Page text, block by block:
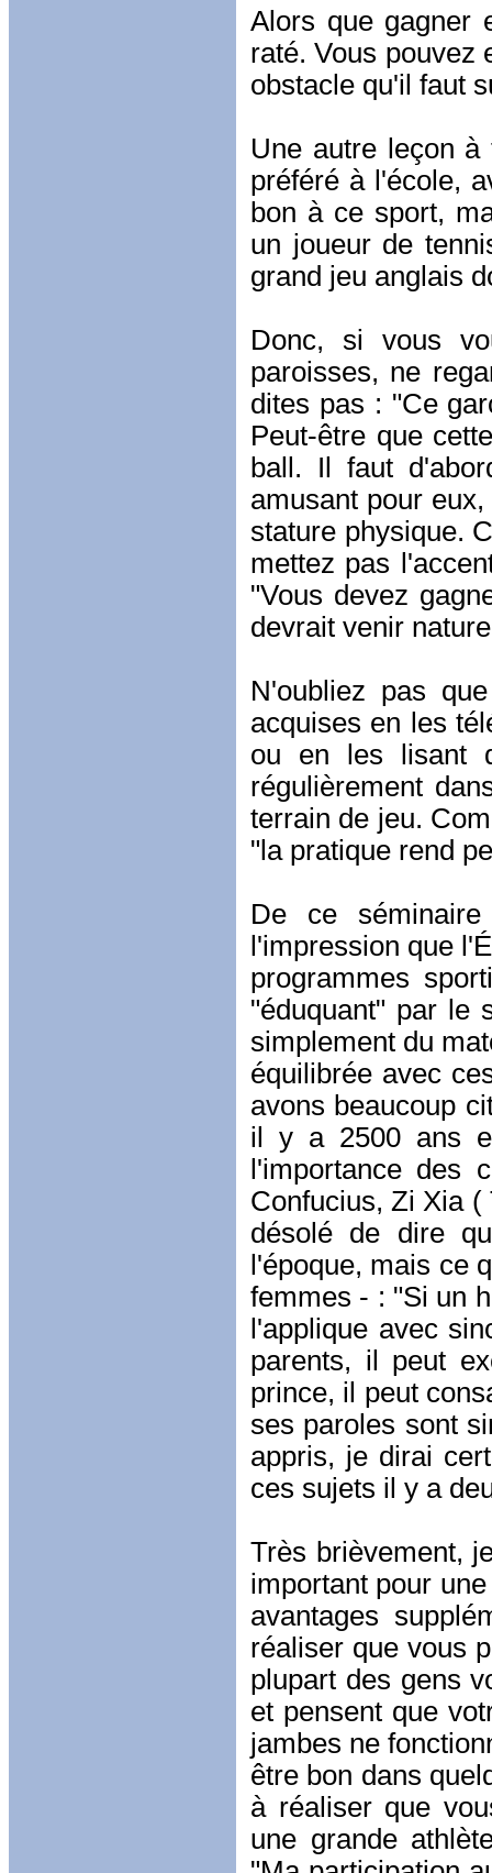
Alors que gagner
raté. Vous pouvez
obstacle qu'il faut
Une autre leçon
préféré à l'école,
bon à ce sport,
un joueur de
grand jeu anglais
Donc, si vous
paroisses, ne
dites pas : "Ce
Peut-être que
ball. Il faut
amusant pour
stature physique.
mettez pas
"Vous devez
devrait venir
N'oubliez pas
acquises en les
ou en les lisant
régulièrement
terrain de jeu.
"la pratique rend
De ce
l'impression que
programmes
"éduquant" par le
simplement du
équilibrée avec
avons beaucoup
il y a 2500 ans
l'importance des
Confucius, Zi Xia (
désolé de dire
l'époque, mais ce
femmes - : "Si un
l'applique avec
parents, il peut
prince, il peut
ses paroles sont
appris, je dirai
ces sujets il y a
Très brièvement,
important pour
avantages
réaliser que vous
plupart des gens
et pensent que
jambes ne
être bon dans
à réaliser que
une grande